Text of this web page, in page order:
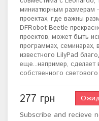
миниатюрным размерам -
проектах, где важны
DFRobot Beetle
проектов, может быть
программах, семинарах,
известного LilyPad
еще...например,
собственного
277 грн
Subscribe and recieve